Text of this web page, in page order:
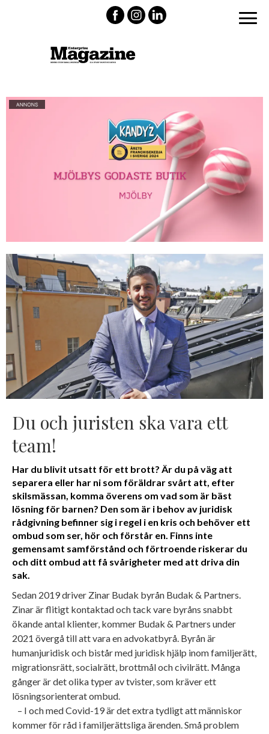
Du och juristen ska vara ett
team!
Har du blivit utsatt för ett brott? Är du på väg att
separera eller har ni som föräldrar svårt att, efter
skilsmässan, komma överens om vad som är bäst
lösning för barnen? Den som är i behov av juridisk
rådgivning befinner sig i regel i en kris och behöver ett
ombud som ser, hör och förstår en. Finns inte
gemensamt samförstånd och förtroende riskerar du
och ditt ombud att få svårigheter med att driva din
sak.
Sedan 2019 driver Zinar Budak byrån Budak & Partners.
Zinar är flitigt kontaktad och tack vare byråns snabbt
ökande antal klienter, kommer Budak & Partners under
2021 övergå till att vara en advokatbyrå. Byrån är
humanjuridisk och bistår med juridisk hjälp inom familjerätt,
migrationsrätt, socialrätt, brottmål och civilrätt. Många
gånger är det olika typer av tvister, som kräver ett
lösningsorienterat ombud.
– I och med Covid-19 är det extra tydligt att människor
kommer för råd i familjerättsliga ärenden. Små problem